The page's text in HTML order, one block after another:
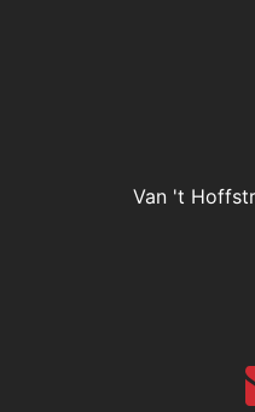
Van 't